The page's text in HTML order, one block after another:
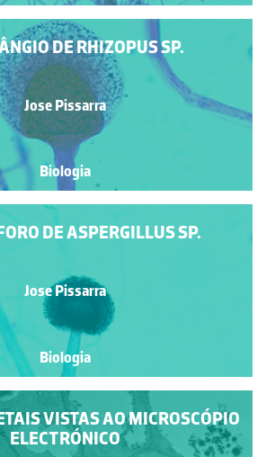
DE RHIZOPUS SP.
Jose Pissarra
Biologia
DE ASPERGILLUS SP.
Jose Pissarra
Biologia
VISTAS AO MICROSCÓPIO
ELECTRÓNICO